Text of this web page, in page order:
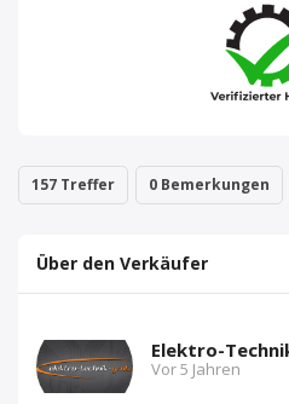
157 Treffer 0 Bemerkungen
Über den Verkäufer
Elektro-
Vor 5 Jahren